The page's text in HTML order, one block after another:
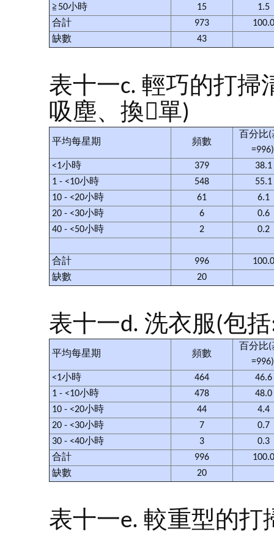
≧50小時 15
1.5
合計
973
缺數
43
表十一c. 輕巧的打掃
吸塵、換單)
平均每星期 頻數
百分比(
<1小時
379
38.1
1 - <10小時
548
55.1
10 - <20小時
61
6.1
20 - <30小時
6
0.6
40 - <50小時
2 0.2
合計 996
缺數
20
表十一d. 洗衣服(包
平均每星期 頻數
百分比(
<1小時
464
46.6
1 - <10小時
478
48.0
10 - <20小時
44
4.4
20 - <30小時
7
0.7
30 - <40小時
3
0.3
合計
996
缺數
20
表十一e. 較重型的打